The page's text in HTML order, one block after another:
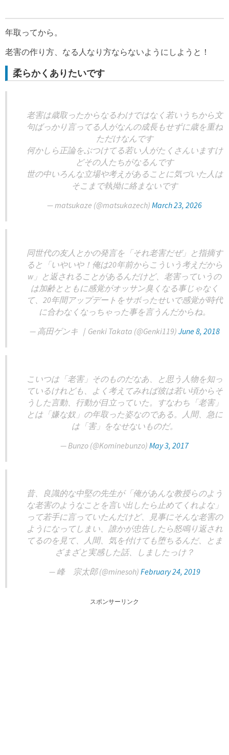
年取ってから。
老害の作り方、なる人なり方ならないようにしようと！
柔らかくありたいです
老害は歳取ったからなるわけではなく若いうちから文
句ばっかり言ってる人がなんの成長もせずに歳を重ね
ただけなんです
何かしら正論をぶつけてる若い人がたくさんいますけ
どその人たちがなるんです
世の中いろんな立場や考えがあることに気づいた人は
そこまで執拗に絡まないです
— matsukaze (@matsukazech) March 23, 2026
同世代の友人とかの発言を「それ老害だぜ」と指摘す
ると「いやいや！俺は20年前からこういう考えだから
w」と返されることがあるんだけど、老害っていうの
は加齢とともに感覚がオッサン臭くなる事じゃなく
て、20年間アップデートをサボったせいで感覚が時代
に合わなくなっちゃった事を言うんだからね。
— 高田ゲンキ ｜Genki Takata (@Genki119) June 8, 2018
こいつは「老害」そのものだなあ、と思う人物を知っ
ているけれども、よく考えてみれば彼は若い頃からそ
うした言動、行動が目立っていた。すなわち「老害」
とは「嫌な奴」の年取った姿なのである。人間、急に
は「害」をなせないものだ。
— Bunzo (@Kominebunzo) May 3, 2017
昔、良識的な中堅の先生が「俺があんな教授らのよう
な老害のようなことを言い出したら止めてくれよな」
って若手に言っていたんだけど、見事にそんな老害の
ようになってしまい、誰かが忠告したら怒鳴り返され
てるのを見て、人間、気を付けても堕ちるんだ、とま
ざまざと実感した話、しましたっけ？
— 峰 宗太郎 (@minesoh) February 24, 2019
スポンサーリンク